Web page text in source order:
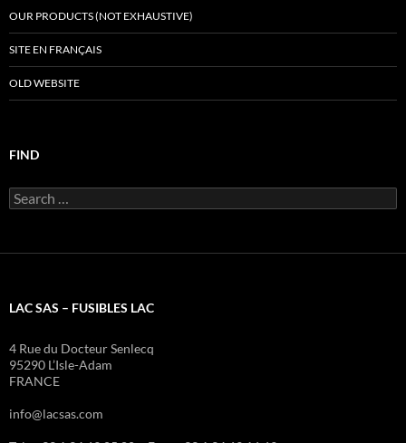
OUR PRODUCTS (NOT EXHAUSTIVE)
SITE EN FRANÇAIS
OLD WEBSITE
FIND
Search
for:
LAC SAS – FUSIBLES LAC
4 Rue du Docteur Senlecq
95290 L’Isle-Adam
FRANCE
info@lacsas.com